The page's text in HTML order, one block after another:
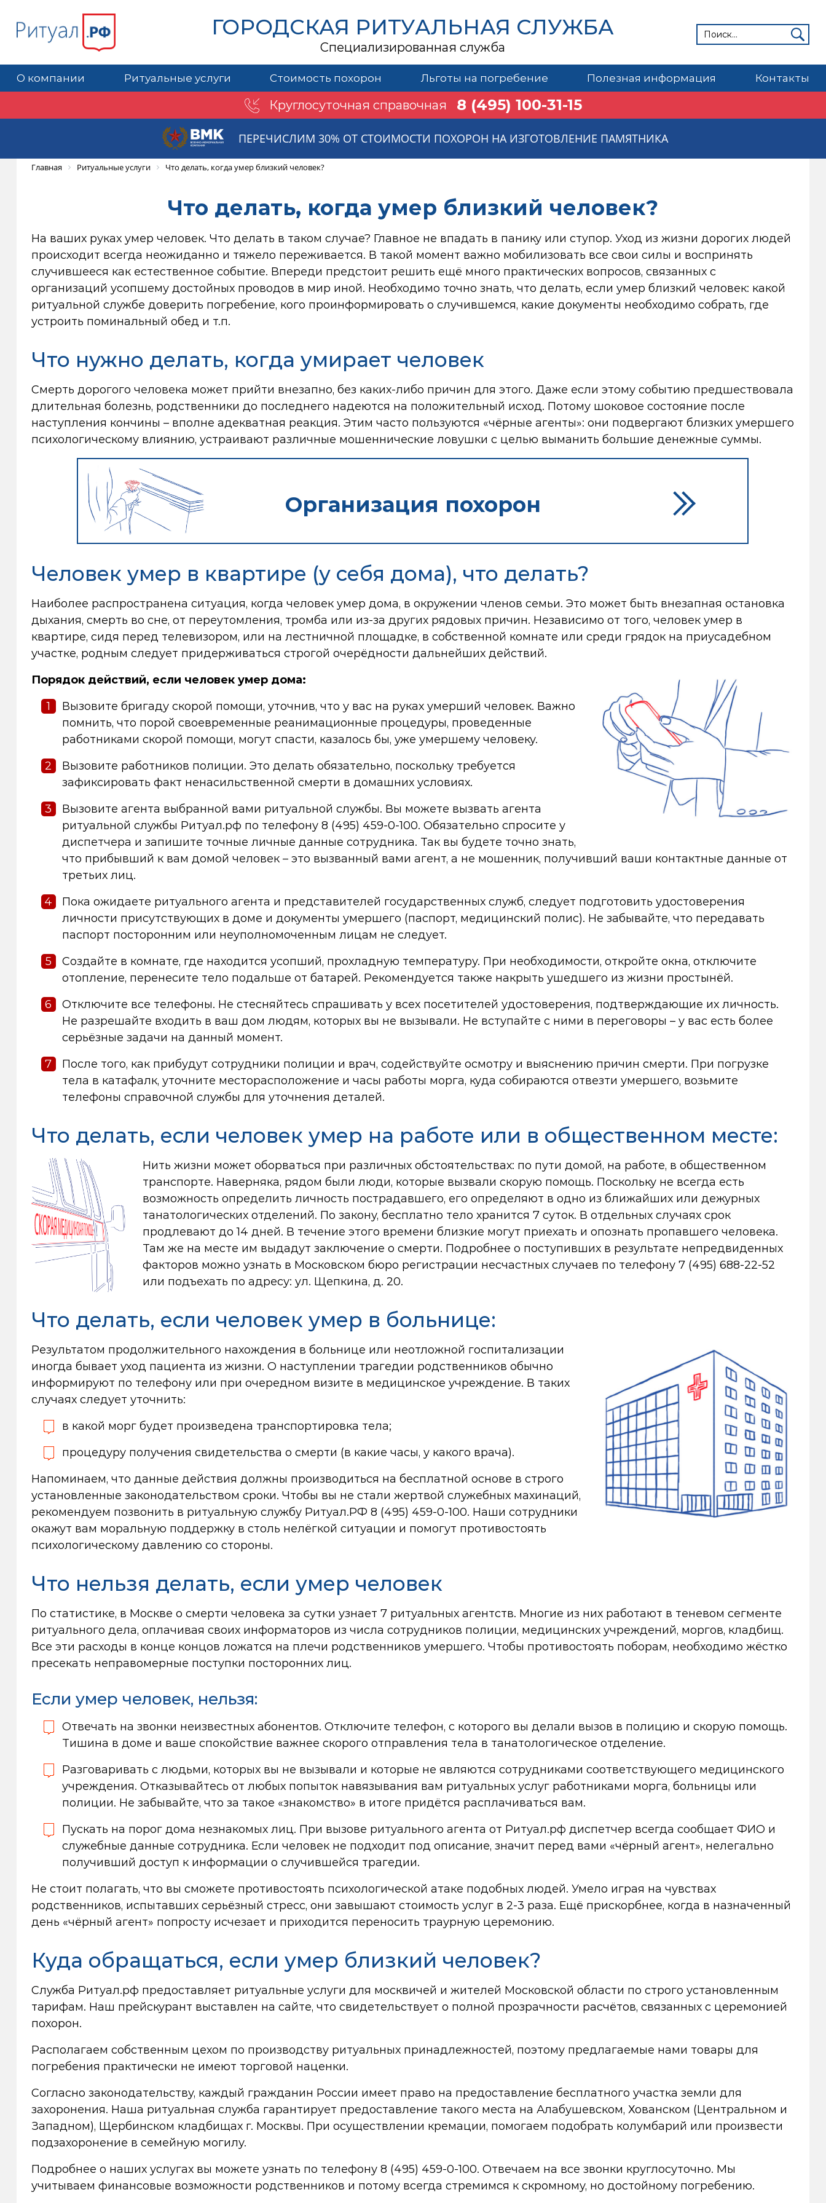
ГОРОДСКАЯ РИТУАЛЬНАЯ СЛУЖБА
Специализированная служба
О компании Ритуальные услуги Стоимость похорон Льготы на погребение Полезная информация Контакты
Круглосуточная справочная 8 (495) 100-31-15
ПЕРЕЧИСЛИМ 30% ОТ СТОИМОСТИ ПОХОРОН НА ИЗГОТОВЛЕНИЕ ПАМЯТНИКА
Главная Ритуальные услуги Что делать, когда умер близкий человек?
Что делать, когда умер близкий человек?
На ваших руках умер человек. Что делать в таком случае? Главное не впадать в панику или ступор. Уход из жизни дорогих людей
происходит всегда неожиданно и тяжело переживается. В такой момент важно мобилизовать все свои силы и воспринять
случившееся как естественное событие. Впереди предстоит решить ещё много практических вопросов, связанных с
организаций усопшему достойных проводов в мир иной. Необходимо точно знать, что делать, если умер близкий человек: какой
ритуальной службе доверить погребение, кого проинформировать о случившемся, какие документы необходимо собрать, где
устроить поминальный обед и т.п.
Что нужно делать, когда умирает человек
Смерть дорогого человека может прийти внезапно, без каких-либо причин для этого. Даже если этому событию предшествовала
длительная болезнь, родственники до последнего надеются на положительный исход. Потому шоковое состояние после
наступления кончины – вполне адекватная реакция. Этим часто пользуются «чёрные агенты»: они подвергают близких умершего
психологическому влиянию, устраивают различные мошеннические ловушки с целью выманить большие денежные суммы.
Организация похорон
Человек умер в квартире (у себя дома), что делать?
Наиболее распространена ситуация, когда человек умер дома, в окружении членов семьи. Это может быть внезапная остановка
дыхания, смерть во сне, от переутомления, тромба или из-за других рядовых причин. Независимо от того, человек умер в
квартире, сидя перед телевизором, или на лестничной площадке, в собственной комнате или среди грядок на приусадебном
участке, родным следует придерживаться строгой очерёдности дальнейших действий.
Порядок действий, если человек умер дома:
Вызовите бригаду скорой помощи, уточнив, что у вас на руках умерший человек. Важно
помнить, что порой своевременные реанимационные процедуры, проведенные
работниками скорой помощи, могут спасти, казалось бы, уже умершему человеку.
Вызовите работников полиции. Это делать обязательно, поскольку требуется
зафиксировать факт ненасильственной смерти в домашних условиях.
Вызовите агента выбранной вами ритуальной службы. Вы можете вызвать агента
ритуальной службы Ритуал.рф по телефону 8 (495) 459-0-100. Обязательно спросите у
диспетчера и запишите точные личные данные сотрудника. Так вы будете точно знать,
что прибывший к вам домой человек – это вызванный вами агент, а не мошенник, получивший ваши контактные данные от
третьих лиц.
Пока ожидаете ритуального агента и представителей государственных служб, следует подготовить удостоверения
личности присутствующих в доме и документы умершего (паспорт, медицинский полис). Не забывайте, что передавать
паспорт посторонним или неуполномоченным лицам не следует.
Создайте в комнате, где находится усопший, прохладную температуру. При необходимости, откройте окна, отключите
отопление, перенесите тело подальше от батарей. Рекомендуется также накрыть ушедшего из жизни простынёй.
Отключите все телефоны. Не стесняйтесь спрашивать у всех посетителей удостоверения, подтверждающие их личность.
Не разрешайте входить в ваш дом людям, которых вы не вызывали. Не вступайте с ними в переговоры – у вас есть более
серьёзные задачи на данный момент.
После того, как прибудут сотрудники полиции и врач, содействуйте осмотру и выяснению причин смерти. При погрузке
тела в катафалк, уточните месторасположение и часы работы морга, куда собираются отвезти умершего, возьмите
телефоны справочной службы для уточнения деталей.
Что делать, если человек умер на работе или в общественном месте:
Нить жизни может оборваться при различных обстоятельствах: по пути домой, на работе, в общественном
транспорте. Наверняка, рядом были люди, которые вызвали скорую помощь. Поскольку не всегда есть
возможность определить личность пострадавшего, его определяют в одно из ближайших или дежурных
танатологических отделений. По закону, бесплатно тело хранится 7 суток. В отдельных случаях срок
продлевают до 14 дней. В течение этого времени близкие могут приехать и опознать пропавшего человека.
Там же на месте им выдадут заключение о смерти. Подробнее о поступивших в результате непредвиденных
факторов можно узнать в Московском бюро регистрации несчастных случаев по телефону 7 (495) 688-22-52
или подъехать по адресу: ул. Щепкина, д. 20.
Что делать, если человек умер в больнице:
Результатом продолжительного нахождения в больнице или неотложной госпитализации
иногда бывает уход пациента из жизни. О наступлении трагедии родственников обычно
информируют по телефону или при очередном визите в медицинское учреждение. В таких
случаях следует уточнить:
в какой морг будет произведена транспортировка тела;
процедуру получения свидетельства о смерти (в какие часы, у какого врача).
Напоминаем, что данные действия должны производиться на бесплатной основе в строго
установленные законодательством сроки. Чтобы вы не стали жертвой служебных махинаций,
рекомендуем позвонить в ритуальную службу Ритуал.РФ 8 (495) 459-0-100. Наши сотрудники
окажут вам моральную поддержку в столь нелёгкой ситуации и помогут противостоять
психологическому давлению со стороны.
Что нельзя делать, если умер человек
По статистике, в Москве о смерти человека за сутки узнает 7 ритуальных агентств. Многие из них работают в теневом сегменте
ритуального дела, оплачивая своих информаторов из числа сотрудников полиции, медицинских учреждений, моргов, кладбищ.
Все эти расходы в конце концов ложатся на плечи родственников умершего. Чтобы противостоять поборам, необходимо жёстко
пресекать неправомерные поступки посторонних лиц.
Если умер человек, нельзя:
Отвечать на звонки неизвестных абонентов. Отключите телефон, с которого вы делали вызов в полицию и скорую помощь.
Тишина в доме и ваше спокойствие важнее скорого отправления тела в танатологическое отделение.
Разговаривать с людьми, которых вы не вызывали и которые не являются сотрудниками соответствующего медицинского
учреждения. Отказывайтесь от любых попыток навязывания вам ритуальных услуг работниками морга, больницы или
полиции. Не забывайте, что за такое «знакомство» в итоге придётся расплачиваться вам.
Пускать на порог дома незнакомых лиц. При вызове ритуального агента от Ритуал.рф диспетчер всегда сообщает ФИО и
служебные данные сотрудника. Если человек не подходит под описание, значит перед вами «чёрный агент», нелегально
получивший доступ к информации о случившейся трагедии.
Не стоит полагать, что вы сможете противостоять психологической атаке подобных людей. Умело играя на чувствах
родственников, испытавших серьёзный стресс, они завышают стоимость услуг в 2-3 раза. Ещё прискорбнее, когда в назначенный
день «чёрный агент» попросту исчезает и приходится переносить траурную церемонию.
Куда обращаться, если умер близкий человек?
Служба Ритуал.рф предоставляет ритуальные услуги для москвичей и жителей Московской области по строго установленным
тарифам. Наш прейскурант выставлен на сайте, что свидетельствует о полной прозрачности расчётов, связанных с церемонией
похорон.
Располагаем собственным цехом по производству ритуальных принадлежностей, поэтому предлагаемые нами товары для
погребения практически не имеют торговой наценки.
Согласно законодательству, каждый гражданин России имеет право на предоставление бесплатного участка земли для
захоронения. Наша ритуальная служба гарантирует предоставление такого места на Алабушевском, Хованском (Центральном и
Западном), Щербинском кладбищах г. Москвы. При осуществлении кремации, помогаем подобрать колумбарий или произвести
подзахоронение в семейную могилу.
Подробнее о наших услугах вы можете узнать по телефону 8 (495) 459-0-100. Отвечаем на все звонки круглосуточно. Мы
учитываем финансовые возможности родственников и потому всегда стремимся к скромному, но достойному погребению.